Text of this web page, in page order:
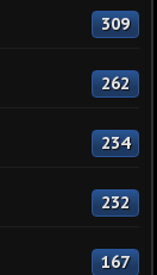
309
262
234
232
167